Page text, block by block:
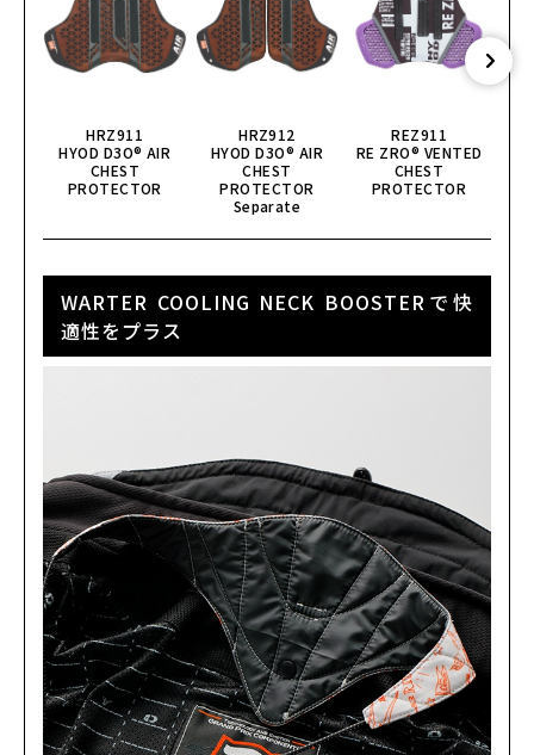
HRZ911
HYOD D3O® AIR
CHEST
PROTECTOR
HRZ912
HYOD D3O® AIR
CHEST
PROTECTOR
Separate
REZ911
RE ZRO® VENTED
CHEST
PROTECTOR
WARTER COOLING NECK BOOSTERで快
適性をプラス